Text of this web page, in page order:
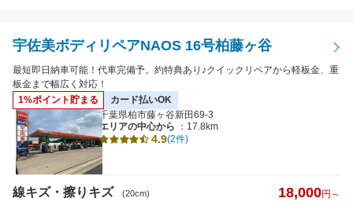
宇佐美ボディリペアNAOS 16号柏藤ヶ谷
最短即日納車可能！代車完備予。約特典あり♪クイックリペアから軽板金、重
板金まで幅広く対応！
1%ポイント貯まる
カード払いOK
千葉県柏市藤ヶ谷新田69-3
エリアの中心から
：17.8km
4.9(2件)
線キズ・擦りキズ (20cm) 18,000円～